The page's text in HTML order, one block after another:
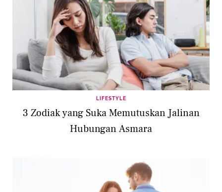
LIFESTYLE
3 Zodiak yang Suka Memutuskan Jalinan
Hubungan Asmara